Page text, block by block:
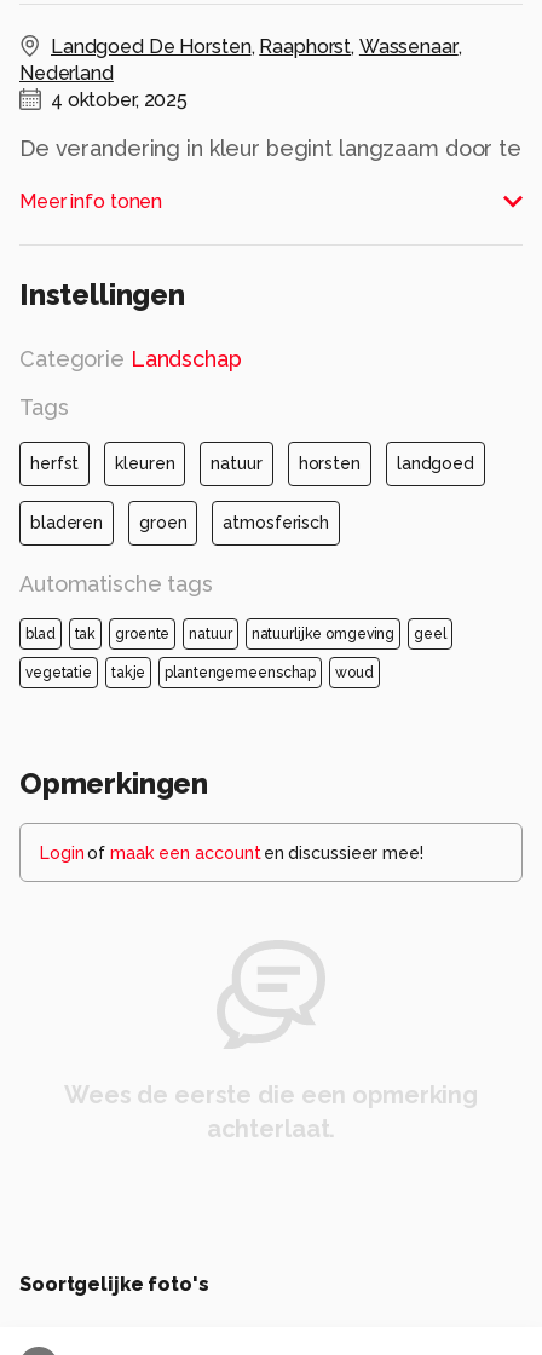
Landgoed De Horsten, Raaphorst, Wassenaar,
Nederland
4 oktober, 2025
De verandering in kleur begint langzaam door te
Meer info tonen
Instellingen
Categorie Landschap
Tags
herfst kleuren natuur horsten landgoed
bladeren groen atmosferisch
Automatische tags
blad tak groente natuur natuurlijke omgeving geel
vegetatie takje plantengemeenschap woud
Opmerkingen
Loginof maak een account en discussieer mee!
Wees de eerste die een opmerking
achterlaat.
Soortgelijke foto's